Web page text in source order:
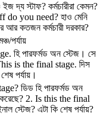
দ্য স্টাফ? কর্মচারীরা কেমন?
you need? হাও মেনি
আর কতজন কর্মচারী দরকার?
পর্যায়
হি পারফর্মড অন স্টেজ। সে
is the final stage. দিস
পর্যায়।
ডিড হি পারফর্মড অন
করেছে? 2. Is this the final
স্টেজ? এটা কি শেষ পর্যায়?